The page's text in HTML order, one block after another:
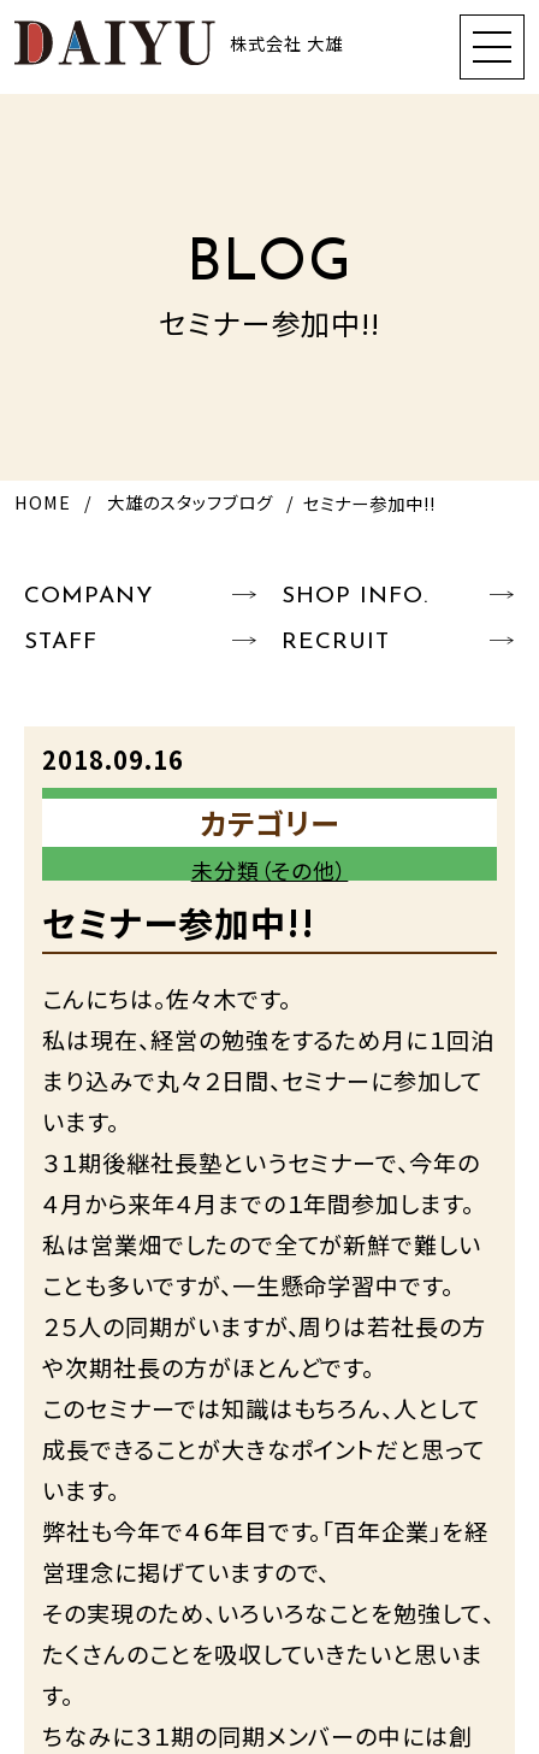
株式会社 大雄
BLOG
セミナー参加中!!
HOME 大雄のスタッフブログ セミナー参加中!!
COMPANY
SHOP INFO.
STAFF
RECRUIT
2018.09.16
カテゴリー
未分類（その他）
セミナー参加中!!
こんにちは。佐々木です。
私は現在、経営の勉強をするため月に１回泊
まり込みで丸々２日間、セミナーに参加して
います。
３１期後継社長塾というセミナーで、今年の
４月から来年４月までの１年間参加します。
私は営業畑でしたので全てが新鮮で難しい
ことも多いですが、一生懸命学習中です。
２５人の同期がいますが、周りは若社長の方
や次期社長の方がほとんどです。
このセミナーでは知識はもちろん、人として
成長できることが大きなポイントだと思って
います。
弊社も今年で４６年目です。「百年企業」を経
営理念に掲げていますので、
その実現のため、いろいろなことを勉強して、
たくさんのことを吸収していきたいと思いま
す。
ちなみに３１期の同期メンバーの中には創